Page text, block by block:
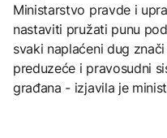
Ministarstvo pravde i
nastaviti pružati punu
svaki naplaćeni dug
preduzeće i pravosudni
građana - izjavila je